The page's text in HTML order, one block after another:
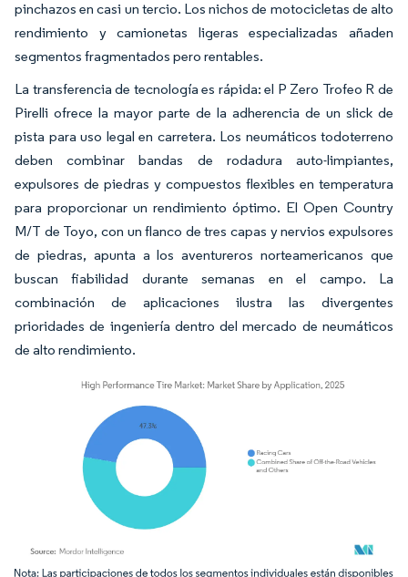
pinchazos en casi un tercio. Los nichos de motocicletas de alto
rendimiento y camionetas ligeras especializadas añaden
segmentos fragmentados pero rentables.
La transferencia de tecnología es rápida: el P Zero Trofeo R de
Pirelli ofrece la mayor parte de la adherencia de un slick de
pista para uso legal en carretera. Los neumáticos todoterreno
deben combinar bandas de rodadura auto-limpiantes,
expulsores de piedras y compuestos flexibles en temperatura
para proporcionar un rendimiento óptimo. El Open Country
M/T de Toyo, con un flanco de tres capas y nervios expulsores
de piedras, apunta a los aventureros norteamericanos que
buscan fiabilidad durante semanas en el campo. La
combinación de aplicaciones ilustra las divergentes
prioridades de ingeniería dentro del mercado de neumáticos
de alto rendimiento.